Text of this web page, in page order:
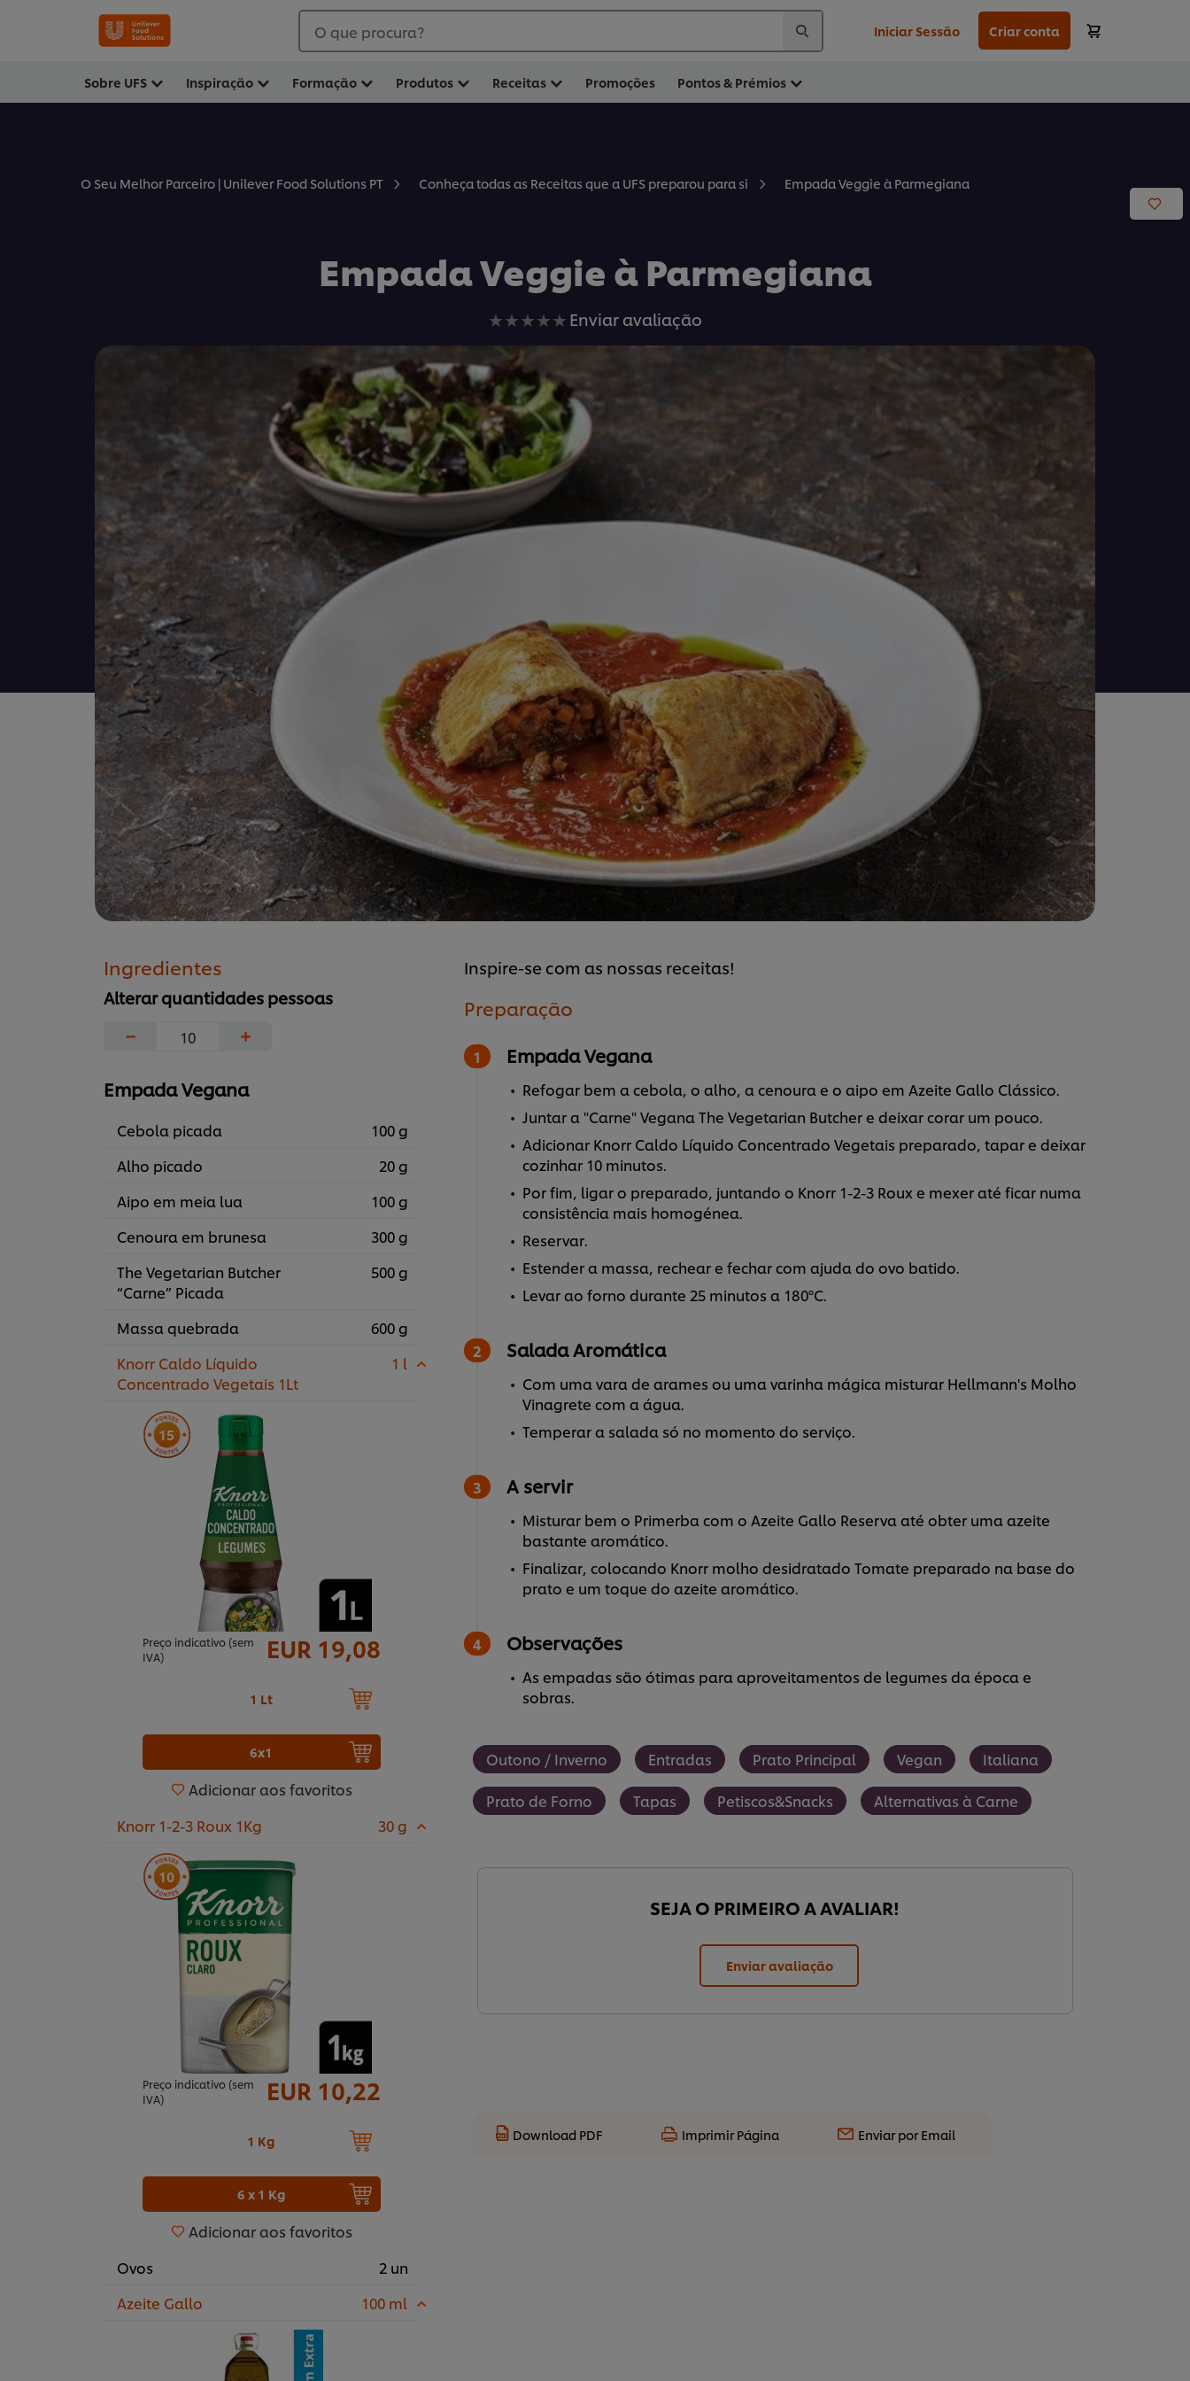
O que procura? Iniciar Sessão Criar conta
Sobre UFS Inspiração Formação Produtos Receitas Promoções Pontos & Prémios
O Seu Melhor Parceiro | Unilever Food Solutions PT Conheça todas as Receitas que a UFS preparou para si Empada Veggie à Parmegiana
Empada Veggie à Parmegiana
Nenhuma
avaliação
este
recipe
Enviar avaliação
Ingredientes
Alterar quantidades pessoas
− +
Empada Vegana
Cebola picada
100 g
Alho picado
20 g
Aipo em meia lua
100 g
Cenoura em brunesa
300 g
The Vegetarian Butcher
“Carne” Picada
500 g
Massa quebrada
600 g
Knorr Caldo Líquido
Concentrado Vegetais 1Lt
1 l
15
Preço indicativo (sem
IVA)
EUR 19,08
1 Lt
6x1
Adicionar aos favoritos
Knorr 1-2-3 Roux 1Kg
30 g
10
Preço indicativo (sem
IVA)
EUR 10,22
1 Kg
6 x 1 Kg
Adicionar aos favoritos
Ovos
2 un
Azeite Gallo
100 ml
Inspire-se com as nossas receitas!
Preparação
Empada Vegana
Refogar bem a cebola, o alho, a cenoura e o aipo em Azeite Gallo Clássico.
Juntar a "Carne" Vegana The Vegetarian Butcher e deixar corar um pouco.
Adicionar Knorr Caldo Líquido Concentrado Vegetais preparado, tapar e deixar
cozinhar 10 minutos.
Por fim, ligar o preparado, juntando o Knorr 1-2-3 Roux e mexer até ficar numa
consistência mais homogénea.
Reservar.
Estender a massa, rechear e fechar com ajuda do ovo batido.
Levar ao forno durante 25 minutos a 180ºC.
Salada Aromática
Com uma vara de arames ou uma varinha mágica misturar Hellmann's Molho
Vinagrete com a água.
Temperar a salada só no momento do serviço.
A servir
Misturar bem o Primerba com o Azeite Gallo Reserva até obter uma azeite
bastante aromático.
Finalizar, colocando Knorr molho desidratado Tomate preparado na base do
prato e um toque do azeite aromático.
Observações
As empadas são ótimas para aproveitamentos de legumes da época e
sobras.
Outono / Inverno Entradas Prato Principal Vegan Italiana
Prato de Forno Tapas Petiscos&Snacks Alternativas à Carne
SEJA O PRIMEIRO A AVALIAR!
Enviar avaliação
Download PDF Imprimir Página Enviar por Email